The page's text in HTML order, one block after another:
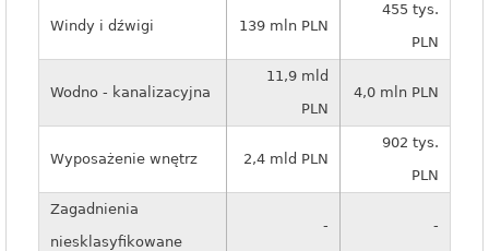
Windy i dźwigi 139 mln PLN
455 tys.
PLN
Wodno - kanalizacyjna
11,9 mld
PLN
4,0 mln PLN
Wyposażenie wnętrz 2,4 mld PLN
902 tys.
PLN
Zagadnienia
niesklasyfikowane
- -